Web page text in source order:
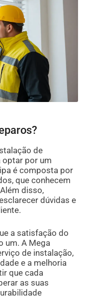
de
optar por um
é composta por
que conhecem
disso,
dúvidas e
a satisfação do
um. A Mega
de instalação,
e a melhoria
que cada
as suas